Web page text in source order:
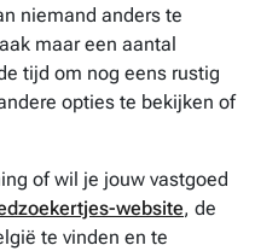
niemand anders te
maar een aantal
tijd om nog eens rustig
opties te bekijken of
of wil je jouw vastgoed
website, de
te vinden en te